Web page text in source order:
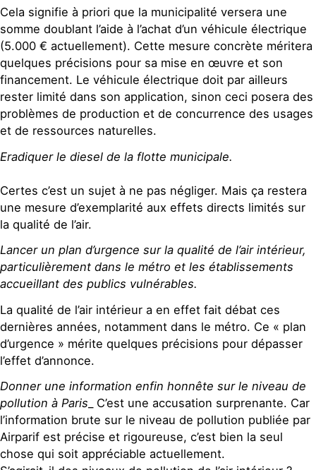
Cela signifie à priori que la municipalité versera une
somme doublant l’aide à l’achat d’un véhicule électrique
(5.000 € actuellement). Cette mesure concrète méritera
quelques précisions pour sa mise en œuvre et son
financement. Le véhicule électrique doit par ailleurs
rester limité dans son application, sinon ceci posera des
problèmes de production et de concurrence des usages
et de ressources naturelles.
Eradiquer le diesel de la flotte municipale.
Certes c’est un sujet à ne pas négliger. Mais ça restera
une mesure d’exemplarité aux effets directs limités sur
la qualité de l’air.
Lancer un plan d’urgence sur la qualité de l’air intérieur,
particulièrement dans le métro et les établissements
accueillant des publics vulnérables.
La qualité de l’air intérieur a en effet fait débat ces
dernières années, notamment dans le métro. Ce « plan
d’urgence » mérite quelques précisions pour dépasser
l’effet d’annonce.
Donner une information enfin honnête sur le niveau de
pollution à Paris _ C’est une accusation surprenante. Car
l’information brute sur le niveau de pollution publiée par
Airparif est précise et rigoureuse, c’est bien la seul
chose qui soit appréciable actuellement.